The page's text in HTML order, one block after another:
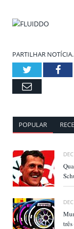
PARTILHAR NOTÍCIA.
Twitter
Email
POPULAR